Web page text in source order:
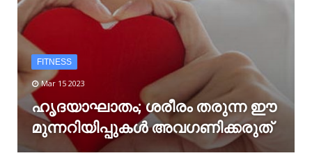
FITNESS
Mar 15 2023
ഹൃദയാഘാതം; ശരീരം തരുന്ന ഈ
മുന്നറിയിപ്പുകൾ അവഗണിക്കരുത്